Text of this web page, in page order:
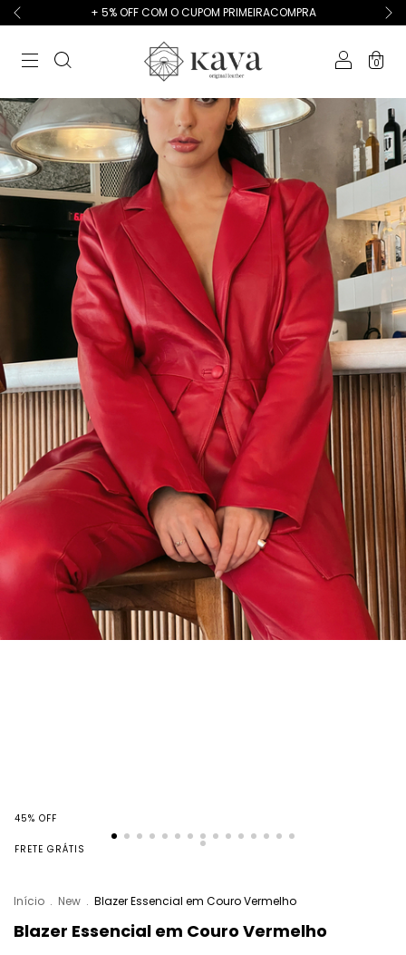
+ 5% OFF COM O CUPOM PRIMEIRACOMPRA
0
45% OFF
FRETE GRÁTIS
Início . New . Blazer Essencial em Couro Vermelho
Blazer Essencial em Couro Vermelho